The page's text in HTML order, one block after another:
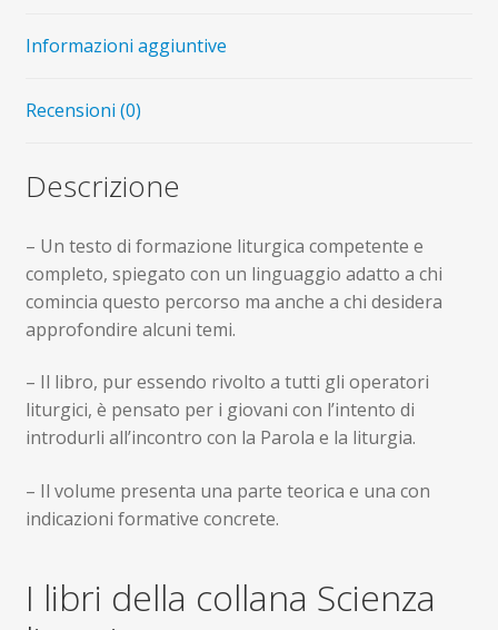
Informazioni aggiuntive
Recensioni (0)
Descrizione
– Un testo di formazione liturgica competente e
completo, spiegato con un linguaggio adatto a chi
comincia questo percorso ma anche a chi desidera
approfondire alcuni temi.
– Il libro, pur essendo rivolto a tutti gli operatori
liturgici, è pensato per i giovani con l’intento di
introdurli all’incontro con la Parola e la liturgia.
– Il volume presenta una parte teorica e una con
indicazioni formative concrete.
I libri della collana Scienza